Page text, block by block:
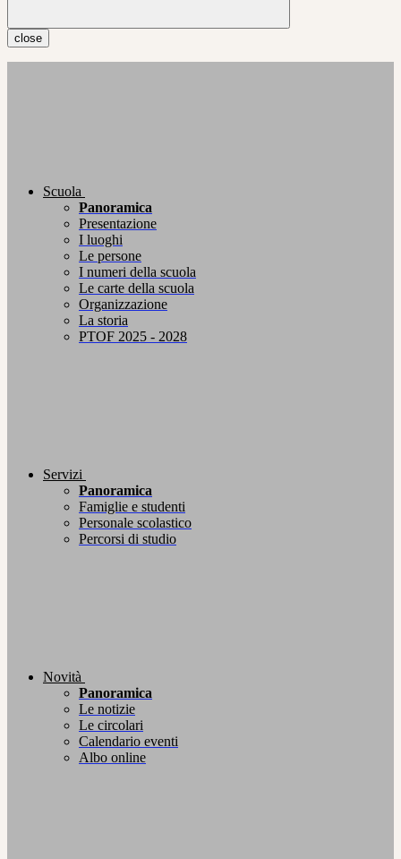
close
Scuola
Panoramica
Presentazione
I luoghi
Le persone
I numeri della scuola
Le carte della scuola
Organizzazione
La storia
PTOF 2025 - 2028
Servizi
Panoramica
Famiglie e studenti
Personale scolastico
Percorsi di studio
Novità
Panoramica
Le notizie
Le circolari
Calendario eventi
Albo online